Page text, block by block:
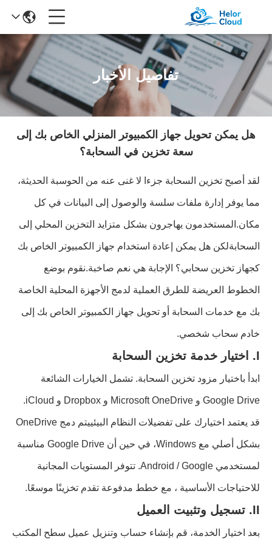
تفاصيل الأخبار
هل يمكن تحويل جهاز الكمبيوتر المنزلي الخاص بك إلى
سعة تخزين في السحابة؟
لقد أصبح تخزين السحابة جزءا لا غنى عنه من الحوسبة الحديثة،
مما يوفر إدارة ملفات سلسة والوصول إلى البيانات في كل
مكان.المستخدمون يهاجرون بشكل متزايد التخزين المحلي إلى
السحابةلكن هل يمكن إعادة استخدام جهاز الكمبيوتر الخاص بك
كجهاز تخزين سحابي؟ الإجابة هي نعم صاخبة.نقوم بوضع
الخطوط العريضة للطرق العملية لدمج الأجهزة المحلية الخاصة
بك مع خدمات السحابة أو تحويل جهاز الكمبيوتر الخاص بك إلى
خادم سحاب شخصي.
I. اختيار خدمة تخزين السحابة
ابدأ باختيار مزود تخزين السحابة. تشمل الخيارات الشائعة
Google Drive و Microsoft OneDrive و Dropbox و iCloud.
قد يعتمد اختيارك على تفضيلات النظام البيئييتم دمج OneDrive
بشكل أصلي مع Windows، في حين أن Google Drive مناسبة
لمستخدمي Android / Google. تتوفر المستويات المجانية
للاحتياجات الأساسية ، مع خطط مدفوعة تقدم تخزينًا موسعًا.
II. تسجيل وتثبيت العميل
بعد اختيار الخدمة، قم بإنشاء حساب وتنزيل عميل سطح المكتب